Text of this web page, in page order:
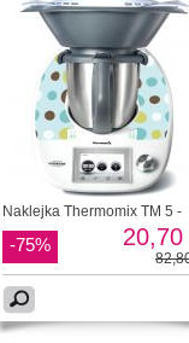
Naklejka Thermomix TM 5 -
-75% 20,70